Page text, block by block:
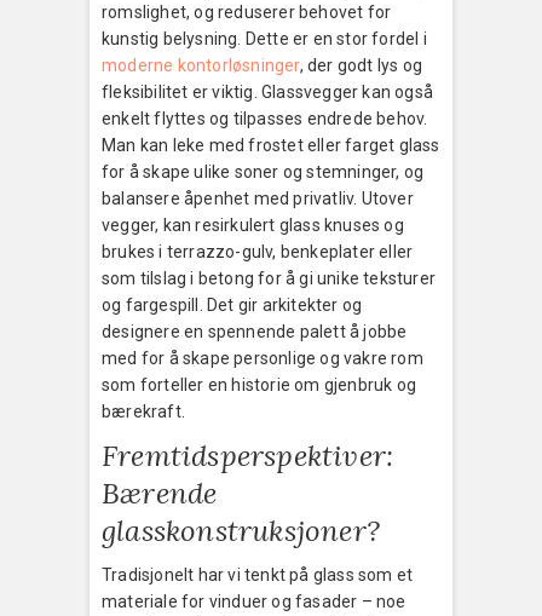
romslighet, og reduserer behovet for
kunstig belysning. Dette er en stor fordel i
moderne kontorløsninger, der godt lys og
fleksibilitet er viktig. Glassvegger kan også
enkelt flyttes og tilpasses endrede behov.
Man kan leke med frostet eller farget glass
for å skape ulike soner og stemninger, og
balansere åpenhet med privatliv. Utover
vegger, kan resirkulert glass knuses og
brukes i terrazzo-gulv, benkeplater eller
som tilslag i betong for å gi unike teksturer
og fargespill. Det gir arkitekter og
designere en spennende palett å jobbe
med for å skape personlige og vakre rom
som forteller en historie om gjenbruk og
bærekraft.
Fremtidsperspektiver:
Bærende
glasskonstruksjoner?
Tradisjonelt har vi tenkt på glass som et
materiale for vinduer og fasader – noe